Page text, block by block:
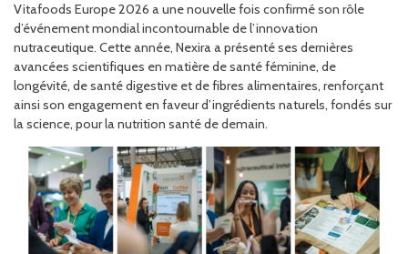
Vitafoods Europe 2026 a une nouvelle fois confirmé son rôle
d’événement mondial incontournable de l’innovation
nutraceutique. Cette année, Nexira a présenté ses dernières
avancées scientifiques en matière de santé féminine, de
longévité, de santé digestive et de fibres alimentaires, renforçant
ainsi son engagement en faveur d’ingrédients naturels, fondés sur
la science, pour la nutrition santé de demain.